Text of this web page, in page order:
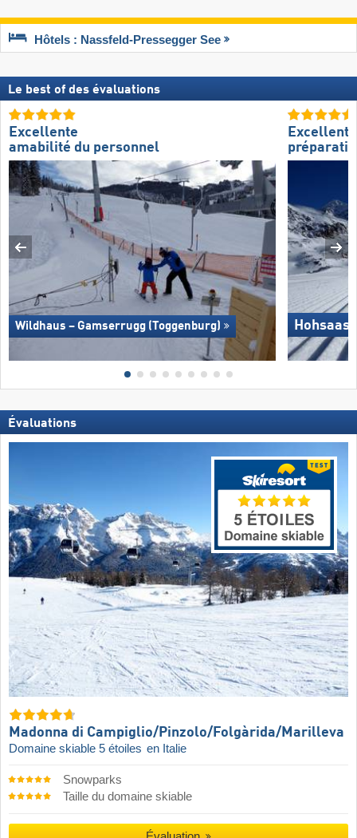
Hôtels : Nassfeld-Pressegger See
Le best of des évaluations
Excellente
amabilité du personnel
Wildhaus – Gamserrugg (Toggenburg)
Excellente
Hohsaas
Évaluations
Madonna di Campiglio/​Pinzolo/​Folgàrida/​Marilleva
Domaine skiable 5 étoiles en Italie
Snowparks
Taille du domaine skiable